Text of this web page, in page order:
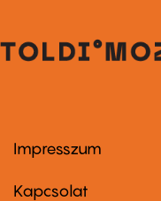
Footer
first
Impresszum
Kapcsolat